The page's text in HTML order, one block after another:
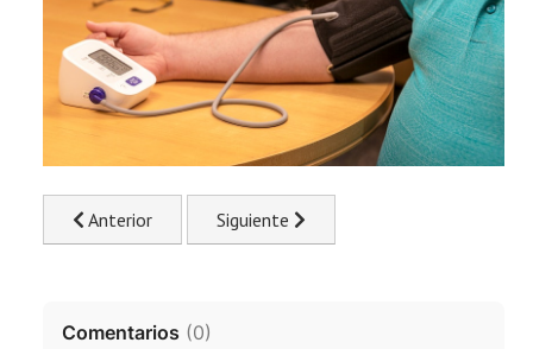
Previous article: Endoscopia: El peor día de mi vida
Anterior Next article: ¿Qué es la presión
Siguiente
Comentarios (0)